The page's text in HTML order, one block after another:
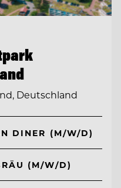
Deutschland
DINER (M/W/D)
(M/W/D)